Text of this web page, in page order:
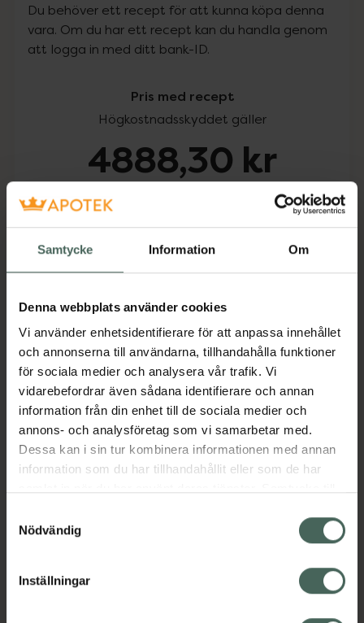
Samtycke Information Om
Denna webbplats använder cookies
Vi använder enhetsidentifierare för att anpassa innehållet
och annonserna till användarna, tillhandahålla funktioner
för sociala medier och analysera vår trafik. Vi
vidarebefordrar även sådana identifierare och annan
information från din enhet till de sociala medier och
annons- och analysföretag som vi samarbetar med.
Dessa kan i sin tur kombinera informationen med annan
information som du har tillhandahållit eller som de har
återkalla ditt samtycke via webbplatsens
cookieinställningar. Ett återkallat samtycke påverkar inte
lagligheten av behandling som skett innan återkallelsen.
Nödvändig
Inställningar
Du behöver ett recept för att kunna köpa denna
vara. Om du har ett recept kan du handla genom
att logga in med ditt bank-ID.
Pris med recept
Högkostnadsskyddet gäller
4888,30 kr
Köp via ditt recept
Beskrivning Dölj
Läs alltid bipacksedeln innan
användning.
EAN:05712440005273
Visa